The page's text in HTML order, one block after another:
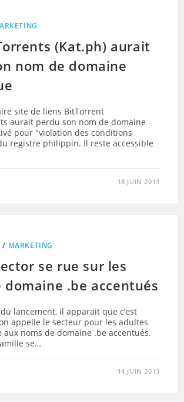
(Kat.ph) aurait
nom de domaine
site de liens BitTorrent
aurait perdu son nom de domaine
pour "violation des conditions
registre philippin. Il reste accessible
18 JUIN 2013
/ MARKETING
se rue sur les
domaine .be accentués
lancement, il apparait que c’est
appelle le secteur pour les adultes
aux noms de domaine .be accentués.
se…
14 JUIN 2013